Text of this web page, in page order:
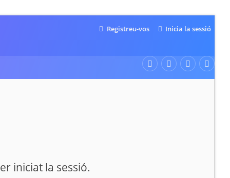
Inicia la sessió
Registreu-vos
iniciat la sessió.